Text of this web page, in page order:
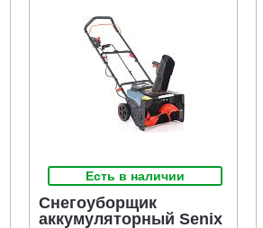
Есть в наличии
Снегоуборщик
аккумуляторный Senix